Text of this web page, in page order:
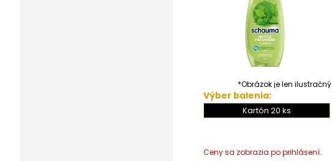
*Obrázok je len ilustračný
Výber balenia:
Kartón 20 ks